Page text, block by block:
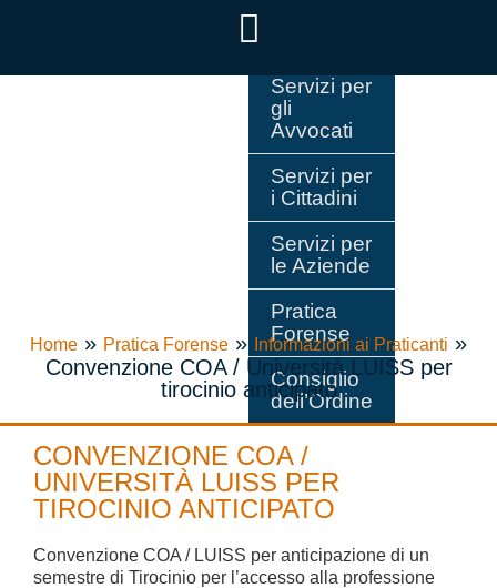
Servizi per
gli
Avvocati
Servizi per
i Cittadini
Servizi per
le Aziende
Pratica
Forense
Consiglio
dell’Ordine
Home » Pratica Forense » Informazioni ai Praticanti »
Convenzione COA / Università LUISS per
tirocinio anticipato
CONVENZIONE COA /
UNIVERSITÀ LUISS PER
TIROCINIO ANTICIPATO
Convenzione COA / LUISS per anticipazione di un
semestre di Tirocinio per l’accesso alla professione